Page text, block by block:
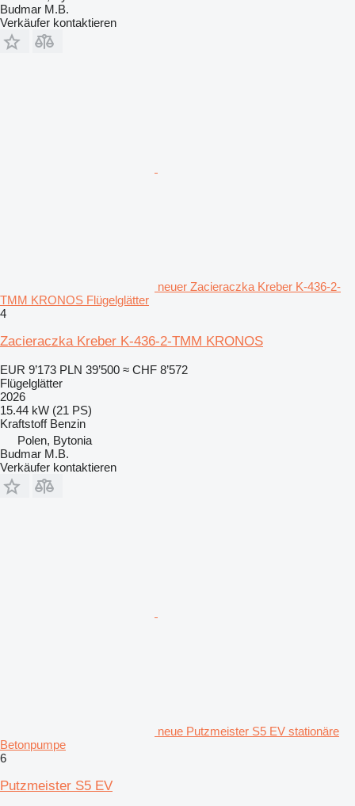
Budmar M.B.
Verkäufer kontaktieren
neuer Zacieraczka Kreber K-436-2-
TMM KRONOS Flügelglätter
4
Zacieraczka Kreber K-436-2-TMM KRONOS
EUR 9’173 PLN 39’500 ≈ CHF 8’572
Flügelglätter
2026
15.44 kW (21 PS)
Kraftstoff Benzin
Polen, Bytonia
Budmar M.B.
Verkäufer kontaktieren
neue Putzmeister S5 EV stationäre
Betonpumpe
6
Putzmeister S5 EV